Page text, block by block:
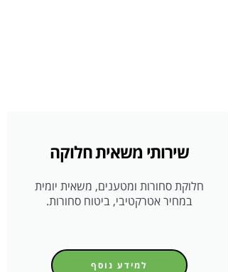
שירותי משאית חלוקה
חלוקת סחורות ומטענים, משאית יומית
במחיר אטרקטיבי, ביטוח סחורות.
למידע נוסף